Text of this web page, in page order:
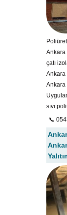
Ankara
çatı
Ankara
Ankara
sıvı
📞